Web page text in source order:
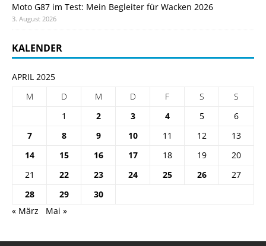
Moto G87 im Test: Mein Begleiter für Wacken 2026
3. August 2026
KALENDER
APRIL 2025
M
D M D F S
S
1
2 3 4 5
6
7
8 9 10 11 12
13
14
15 16 17 18 19
20
21
22 23 24 25 26
27
28
29
30
« März
Mai »